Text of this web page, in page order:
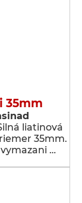
35mm
liatinová
35mm.
…